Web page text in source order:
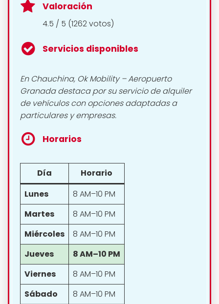
Valoración
4.5 / 5 (1262 votos)
Servicios disponibles
En Chauchina, Ok Mobility – Aeropuerto
Granada destaca por su servicio de alquiler
de vehículos con opciones adaptadas a
particulares y empresas.
Horarios
Día
Horario
Lunes
8 AM–10 PM
Martes
8 AM–10 PM
Miércoles
8 AM–10 PM
Jueves
8 AM–10 PM
Viernes
8 AM–10 PM
Sábado
8 AM–10 PM